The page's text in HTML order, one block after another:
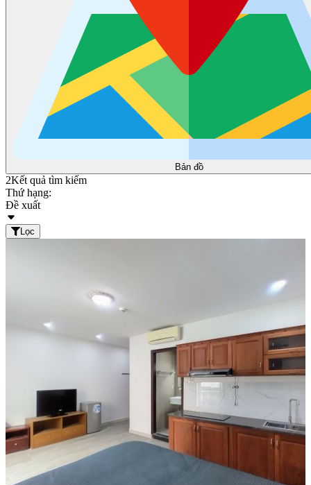
Bản đồ
2Kết quả tìm kiếm
Thứ hạng:
Đề xuất
Lọc